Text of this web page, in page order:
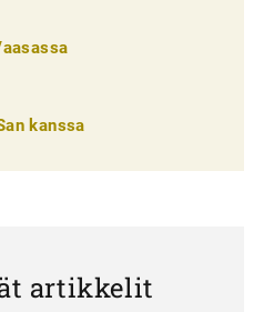
kanssa
artikkelit